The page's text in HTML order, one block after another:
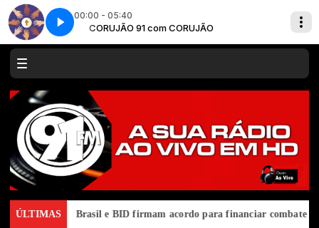
00:00 - 05:40
CORUJÃO 91 com CORUJÃO
Unidos pela fé - Parte 2
ÚLTIMAS
Latina Brasil e BID firmam acordo para financiar combate ao